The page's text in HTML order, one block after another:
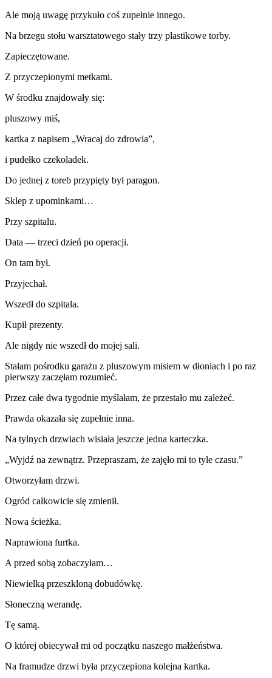
Ale moją uwagę przykuło coś zupełnie innego.
Na brzegu stołu warsztatowego stały trzy plastikowe torby.
Zapieczętowane.
Z przyczepionymi metkami.
W środku znajdowały się:
pluszowy miś,
kartka z napisem „Wracaj do zdrowia”,
i pudełko czekoladek.
Do jednej z toreb przypięty był paragon.
Sklep z upominkami…
Przy szpitalu.
Data — trzeci dzień po operacji.
On tam był.
Przyjechał.
Wszedł do szpitala.
Kupił prezenty.
Ale nigdy nie wszedł do mojej sali.
Stałam pośrodku garażu z pluszowym misiem w dłoniach i po raz
pierwszy zaczęłam rozumieć.
Przez całe dwa tygodnie myślałam, że przestało mu zależeć.
Prawda okazała się zupełnie inna.
Na tylnych drzwiach wisiała jeszcze jedna karteczka.
„Wyjdź na zewnątrz. Przepraszam, że zajęło mi to tyle czasu.”
Otworzyłam drzwi.
Ogród całkowicie się zmienił.
Nowa ścieżka.
Naprawiona furtka.
A przed sobą zobaczyłam…
Niewielką przeszkloną dobudówkę.
Słoneczną werandę.
Tę samą.
O której obiecywał mi od początku naszego małżeństwa.
Na framudze drzwi była przyczepiona kolejna kartka.